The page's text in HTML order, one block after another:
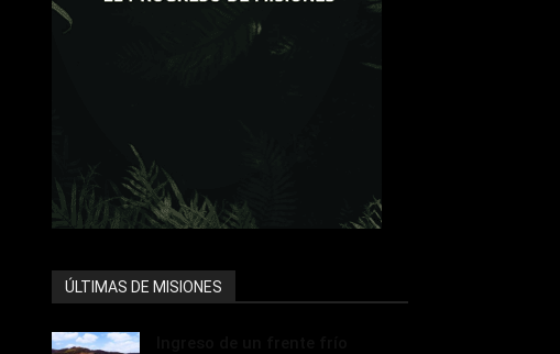
ÚLTIMAS DE MISIONES